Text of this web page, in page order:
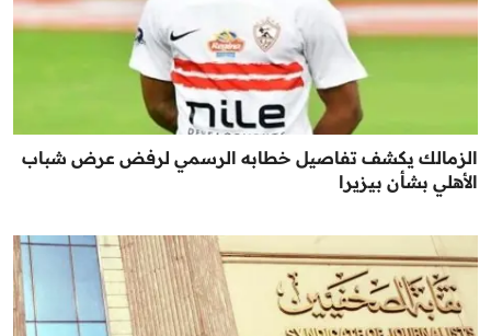
الزمالك يكشف تفاصيل خطابه الرسمي لرفض عرض شباب
الأهلي بشأن بيزيرا